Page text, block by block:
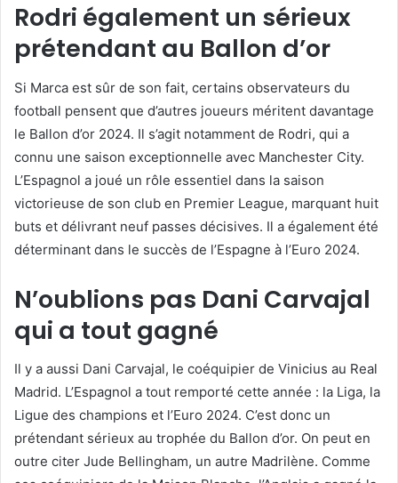
Rodri également un sérieux
prétendant au Ballon d’or
Si Marca est sûr de son fait, certains observateurs du
football pensent que d’autres joueurs méritent davantage
le Ballon d’or 2024. Il s’agit notamment de Rodri, qui a
connu une saison exceptionnelle avec Manchester City.
L’Espagnol a joué un rôle essentiel dans la saison
victorieuse de son club en Premier League, marquant huit
buts et délivrant neuf passes décisives. Il a également été
déterminant dans le succès de l’Espagne à l’Euro 2024.
N’oublions pas Dani Carvajal
qui a tout gagné
Il y a aussi Dani Carvajal, le coéquipier de Vinicius au Real
Madrid. L’Espagnol a tout remporté cette année : la Liga, la
Ligue des champions et l’Euro 2024. C’est donc un
prétendant sérieux au trophée du Ballon d’or. On peut en
outre citer Jude Bellingham, un autre Madrilène. Comme